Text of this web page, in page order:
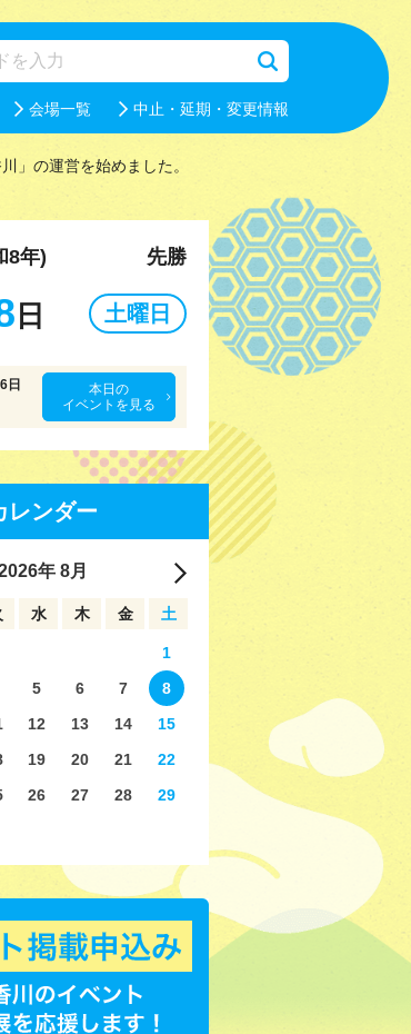
会場一覧 中止・延期・変更情報
」の運営を始めました。
8年) 先勝
日 土曜日
日
本日の
イベントを見る
レンダー
年 8月
水 木 金 土
1
5 6 7
8
12 13 14
15
19 20 21
22
26 27 28
29